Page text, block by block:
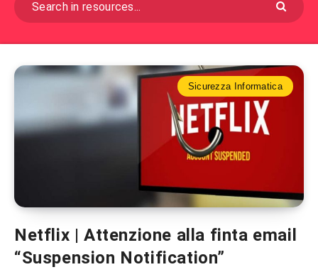
Sicurezza Informatica
Netflix | Attenzione alla finta email
“Suspension Notification”